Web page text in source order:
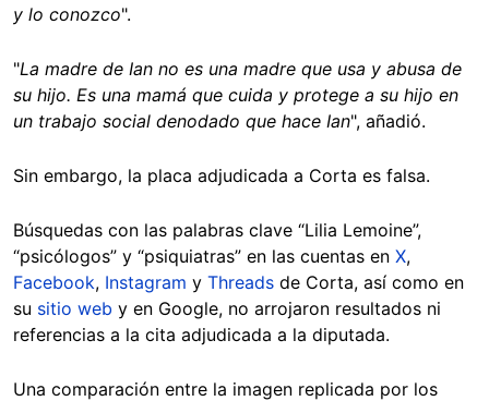
y lo conozco".
"La madre de Ian no es una madre que usa y abusa de
su hijo. Es una mamá que cuida y protege a su hijo en
un trabajo social denodado que hace Ian", añadió.
Sin embargo, la placa adjudicada a Corta es falsa.
Búsquedas con las palabras clave “Lilia Lemoine”,
“psicólogos” y “psiquiatras” en las cuentas en X,
Facebook, Instagram y Threads de Corta, así como en
su sitio web y en Google, no arrojaron resultados ni
referencias a la cita adjudicada a la diputada.
Una comparación entre la imagen replicada por los